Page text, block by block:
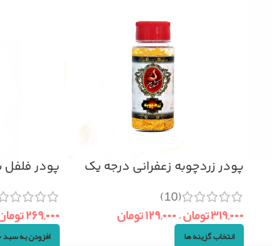
پودر زردچوبه زعفرانی درجه یک
(10)
۳۱۹,۰۰۰تومان–۱۲۹,۰۰۰تومان
انتخاب گزینه ها
پودر فلفل
۲۶۹,۰۰۰
افزودن به